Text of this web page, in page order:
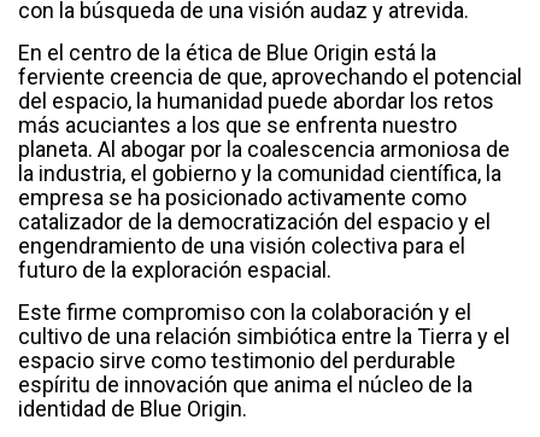
con la búsqueda de una visión audaz y atrevida.
En el centro de la ética de Blue Origin está la
ferviente creencia de que, aprovechando el potencial
del espacio, la humanidad puede abordar los retos
más acuciantes a los que se enfrenta nuestro
planeta. Al abogar por la coalescencia armoniosa de
la industria, el gobierno y la comunidad científica, la
empresa se ha posicionado activamente como
catalizador de la democratización del espacio y el
engendramiento de una visión colectiva para el
futuro de la exploración espacial.
Este firme compromiso con la colaboración y el
cultivo de una relación simbiótica entre la Tierra y el
espacio sirve como testimonio del perdurable
espíritu de innovación que anima el núcleo de la
identidad de Blue Origin.